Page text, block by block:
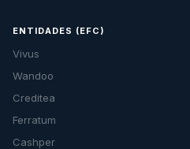
ENTIDADES (EFC)
Vivus
Wandoo
Creditea
Ferratum
Cashper